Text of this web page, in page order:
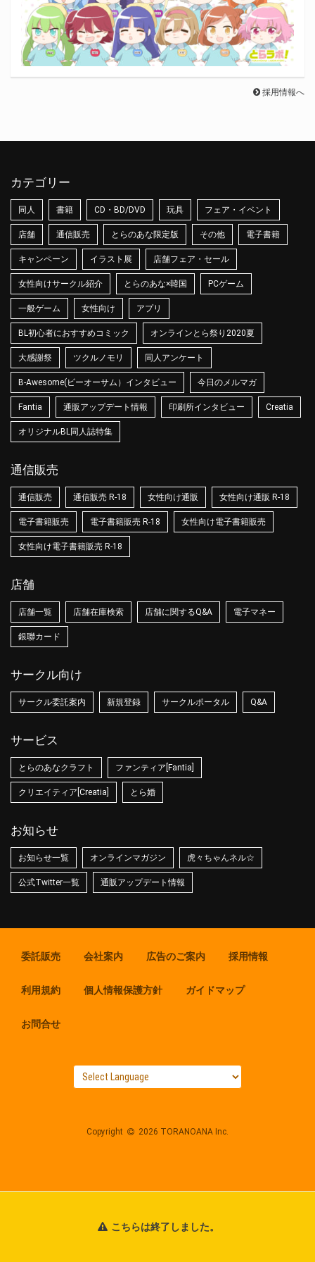
採用情報へ
こちらは終了しました。
カテゴリー
同人 書籍 CD・BD/DVD 玩具 フェア・イベント
店舗 通信販売 とらのあな限定版 その他 電子書籍
キャンペーン イラスト展 店舗フェア・セール
女性向けサークル紹介 とらのあな×韓国 PCゲーム
一般ゲーム 女性向け アプリ
BL初心者におすすめコミック オンラインとら祭り2020夏
大感謝祭 ツクルノモリ 同人アンケート
B-Awesome(ビーオーサム）インタビュー 今日のメルマガ
Fantia 通販アップデート情報 印刷所インタビュー Creatia
オリジナルBL同人誌特集
通信販売
通信販売 通信販売 R-18 女性向け通販 女性向け通販 R-18
電子書籍販売 電子書籍販売 R-18 女性向け電子書籍販売
女性向け電子書籍販売 R-18
店舗
店舗一覧 店舗在庫検索 店舗に関するQ&A 電子マネー
銀聯カード
サークル向け
サークル委託案内 新規登録 サークルポータル Q&A
サービス
とらのあなクラフト ファンティア[Fantia]
クリエイティア[Creatia] とら婚
お知らせ
お知らせ一覧 オンラインマガジン 虎々ちゃんネル☆
公式Twitter一覧 通販アップデート情報
委託販売 会社案内 広告のご案内 採用情報
利用規約 個人情報保護方針 ガイドマップ
お問合せ
Copyright 2026 TORANOANA Inc.